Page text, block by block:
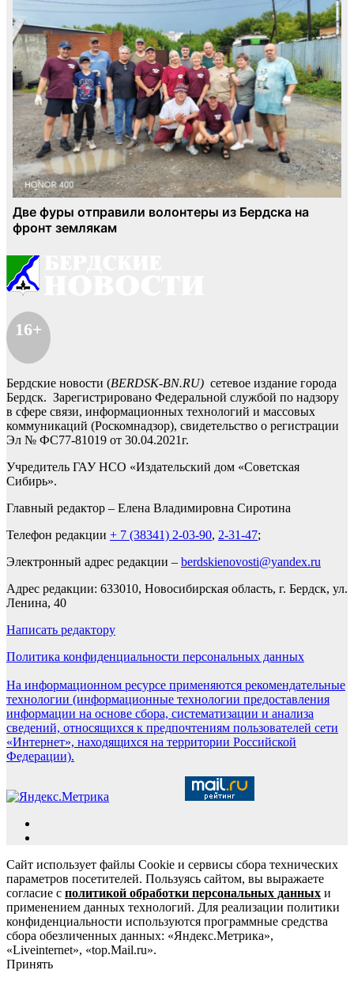
16+
Бердские новости (BERDSK-BN.RU) сетевое издание города
Бердск. Зарегистрировано Федеральной службой по надзору
в сфере связи, информационных технологий и массовых
коммуникаций (Роскомнадзор), свидетельство о регистрации
Эл № ФС77-81019 от 30.04.2021г.
Учредитель ГАУ НСО «Издательский дом «Советская
Сибирь».
Главный редактор – Елена Владимировна Сиротина
Телефон редакции + 7 (38341) 2-03-90, 2-31-47;
Электронный адрес редакции – berdskienovosti@yandex.ru
Адрес редакции: 633010, Новосибирская область, г. Бердск, ул.
Ленина, 40
Написать редактору
Политика конфиденциальности персональных данных
На информационном ресурсе применяются рекомендательные
технологии (информационные технологии предоставления
информации на основе сбора, систематизации и анализа
сведений, относящихся к предпочтениям пользователей сети
«Интернет», находящихся на территории Российской
Федерации).
Сайт использует файлы Cookie и сервисы сбора технических
параметров посетителей. Пользуясь сайтом, вы выражаете
согласие с политикой обработки персональных данных и
применением данных технологий. Для реализации политики
конфиденциальности используются программные средства
сбора обезличенных данных: «Яндекс.Метрика»,
«Liveinternet», «top.Mail.ru».
Принять